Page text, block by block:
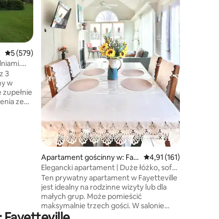
Średnia ocena: 5 na 5, liczba recenzji: 579
5 (579)
3
w
ze
Apartament gościnny w: Fay
etteville
Średnia ocena: 4,91
4,91 (161)
Elegancki apartament | Duże łóżko, sofa
typu Queen, szybkie Wi-Fi
Ten prywatny apartament w Fayetteville
jest idealny na rodzinne wizyty lub dla
małych grup. Może pomieścić
maksymalnie trzech gości. W salonie
znajduje się 65-calowy telewizor,